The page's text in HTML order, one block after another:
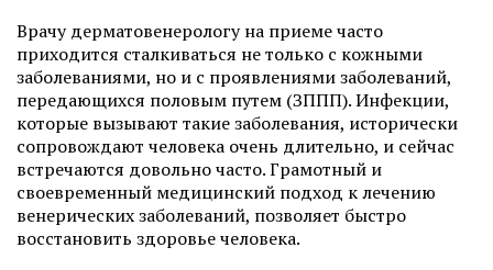
Врачу дерматовенерологу на приеме часто
приходится сталкиваться не только с кожными
заболеваниями, но и с проявлениями заболеваний,
передающихся половым путем (ЗППП). Инфекции,
которые вызывают такие заболевания, исторически
сопровождают человека очень длительно, и сейчас
встречаются довольно часто. Грамотный и
своевременный медицинский подход к лечению
венерических заболеваний, позволяет быстро
восстановить здоровье человека.